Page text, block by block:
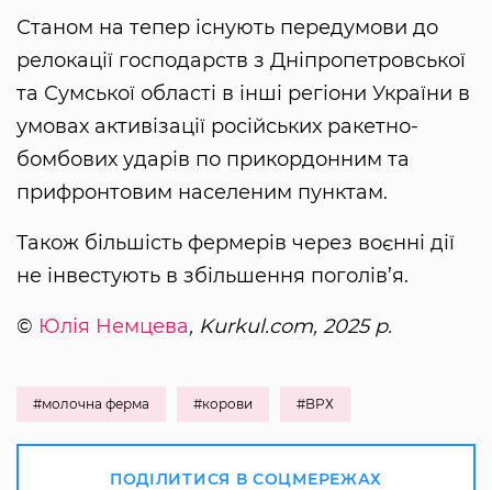
Станом на тепер існують передумови до
релокації господарств з Дніпропетровської
та Сумської області в інші регіони України в
умовах активізації російських ракетно-
бомбових ударів по прикордонним та
прифронтовим населеним пунктам.
Також більшість фермерів через воєнні дії
не інвестують в збільшення поголів’я.
© Юлія Немцева, Kurkul.com, 2025 р.
#молочна ферма #корови #ВРХ
ПОДІЛИТИСЯ В СОЦМЕРЕЖАХ